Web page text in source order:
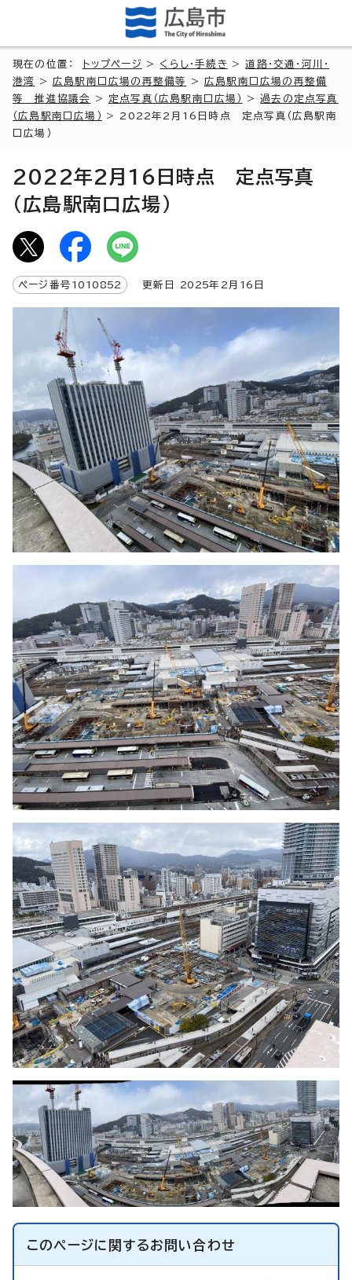
現在の位置： トップページ > くらし・手続き >道路・交通・河川・
港湾
>広島駅南口広場の再整備等 >広島駅南口広場の再整備
等 推進協議会
> 定点写真（広島駅南口広場） >過去の定点写真
（広島駅南口広場）
> 2022年2月16日時点 定点写真（広島駅南
口広場）
2022年2月16日時点 定点写真
（広島駅南口広場）
ページ番号 1010852 更新日 2025年2月 16 日
このページに関するお問い合わせ